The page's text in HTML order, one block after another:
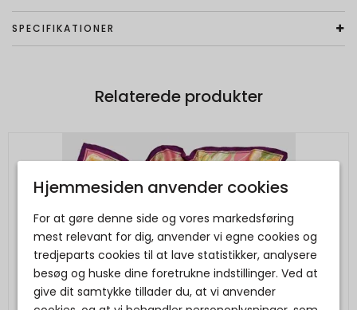
SPECIFIKATIONER
Relaterede produkter
Hjemmesiden anvender cookies
For at gøre denne side og vores markedsføring
mest relevant for dig, anvender vi egne cookies og
tredjeparts cookies til at lave statistikker, analysere
besøg og huske dine foretrukne indstillinger. Ved at
give dit samtykke tillader du, at vi anvender